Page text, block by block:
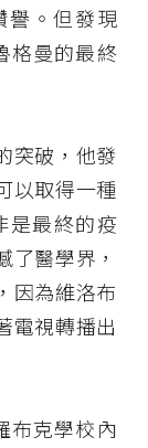
譽。但發現
格曼的最終
突破，他發
以取得一種
是最終的疫
醫學界，
因為維洛布
電視轉播出
布克學校內